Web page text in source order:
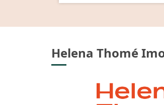
Helena Thomé